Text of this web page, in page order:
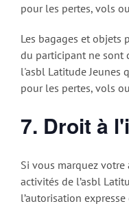
pour les pertes, vols
Les bagages et objets
du participant ne sont
l'asbl Latitude Jeunes
pour les pertes, vols
7. Droit à
Si vous marquez
activités de l’asbl
l’autorisation